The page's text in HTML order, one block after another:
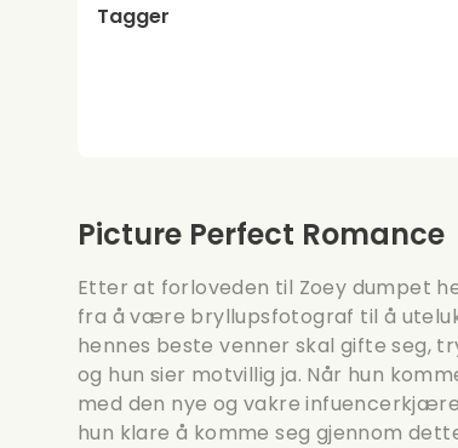
Tagger
Picture Perfect Romance
Etter at forloveden til Zoey dumpet
fra å være bryllupsfotograf til å
hennes beste venner skal gifte seg,
og hun sier motvillig ja. Når hun
med den nye og vakre
hun klare å komme seg gjennom